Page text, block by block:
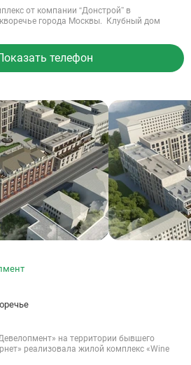
от компании “Донстрой” в
города Москвы. Клубный дом
телефон
на территории бывшего
реализовала жилой комплекс «Wine